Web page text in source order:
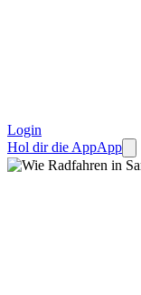
Login
Hol dir die AppApp